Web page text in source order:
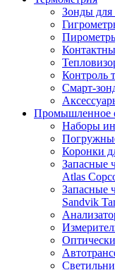
Зонды для
Контроль
Смарт-
Промышленное
Наборы
Коронки
Запасные
Atlas
Запасные
Sandvik